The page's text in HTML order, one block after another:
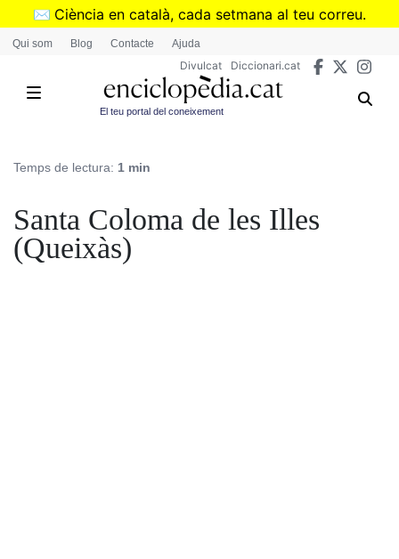
Vés
✉️ Ciència en català, cada setmana al teu correu.
➜Subscriu-te al butlletí de Divulcat
Qui som Blog Contacte Ajuda
Divulcat Diccionari.cat
El teu portal del coneixement
Temps de lectura: 1 min
Santa Coloma de les Illes
(Queixàs)